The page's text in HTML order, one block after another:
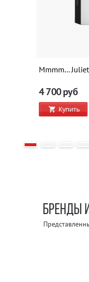
Mmmm...
4 700руб
Купить
БРЕНДЫ